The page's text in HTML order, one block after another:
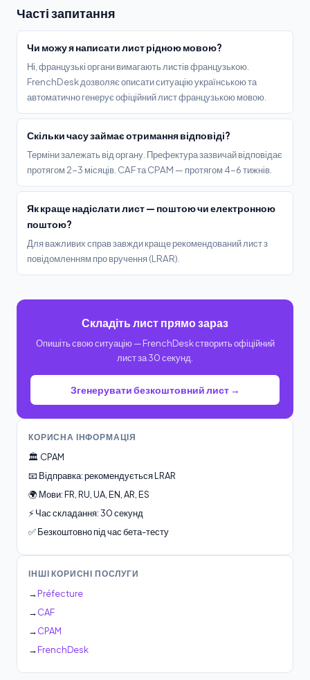
Часті запитання
Чи можу я написати лист рідною мовою?
Ні, французькі органи вимагають листів французькою.
FrenchDesk дозволяє описати ситуацію українською та
автоматично генерує офіційний лист французькою мовою.
Скільки часу займає отримання відповіді?
Терміни залежать від органу. Префектура зазвичай відповідає
протягом 2-3 місяців. CAF та CPAM — протягом 4-6 тижнів.
Як краще надіслати лист — поштою чи електронною
поштою?
Для важливих справ завжди краще рекомендований лист з
повідомленням про вручення (LRAR).
Складіть лист прямо зараз
Опишіть свою ситуацію — FrenchDesk створить офіційний
лист за 30 секунд.
Згенерувати безкоштовний лист →
КОРИСНА ІНФОРМАЦІЯ
🏛️ CPAM
📧 Відправка: рекомендується LRAR
🌍 Мови: FR, RU, UA, EN, AR, ES
⚡ Час складання: 30 секунд
✅ Безкоштовно під час бета-тесту
ІНШІ КОРИСНІ ПОСЛУГИ
→Préfecture
→CAF
→CPAM
→FrenchDesk